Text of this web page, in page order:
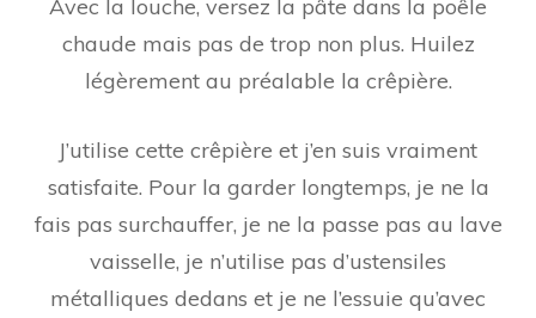
Avec la louche, versez la pâte dans la poêle
chaude mais pas de trop non plus. Huilez
légèrement au préalable la crêpière.
J’utilise cette crêpière et j’en suis vraiment
satisfaite. Pour la garder longtemps, je ne la
fais pas surchauffer, je ne la passe pas au lave
vaisselle, je n’utilise pas d’ustensiles
métalliques dedans et je ne l’essuie qu’avec